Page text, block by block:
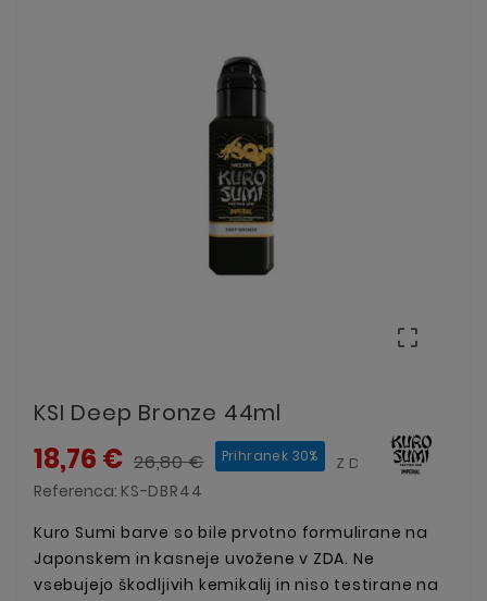

KSI Deep Bronze 44ml
18,76 € 26,80 € Prihranek 30% Z DDV
Referenca: KS-DBR44
Kuro Sumi barve so bile prvotno formulirane na
Japonskem in kasneje uvožene v ZDA. Ne
vsebujejo škodljivih kemikalij in niso testirane na